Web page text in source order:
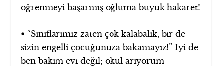
öğrenmeyi başarmış oğluma büyük hakaret!
• “Sınıflarımız zaten çok kalabalık, bir de
sizin engelli çocuğunuza bakamayız!” İyi de
ben bakım evi değil; okul arıyorum